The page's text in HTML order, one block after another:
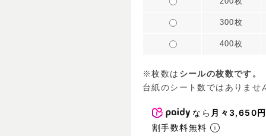
300枚
400枚
※枚数は シールの枚数です。
台紙のシート数ではありませ
なら 月々3,650円
割手数料無料